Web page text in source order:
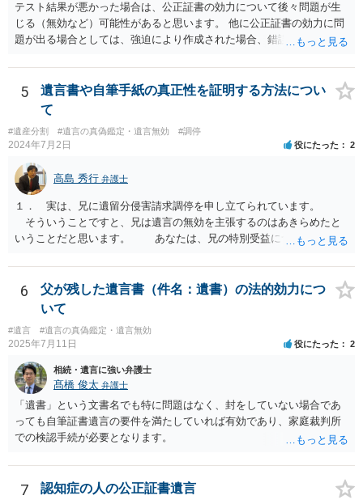
テスト結果が悪かった場合は、公正証書の効力について後々問題が生
じる（無効など）可能性があると思います。 他に公正証書の効力に問
題が出る場合としては、強迫により作成された場合、錯誤（勘違い）
すが、弁護士に作成を依頼する場合は、１０～数十万円程度になるケ
ースが多いと思います。 報酬体系は、弁護士ごとに異なりますので一
律の基準はありません。
5
遺言書や自筆手紙の真正性を証明する方法につい
て
#遺産分割 #遺言の真偽鑑定・遺言無効 #調停
2024年7月2日 役にたった 2
高島 秀行 弁護士
１． 実は、兄に遺留分侵害請求調停を申し立てられています。
そういうことですと、兄は遺言の無効を主張するのはあきらめたと
いうことだと思います。 あなたは、兄の特別受益について立証し
詳しい事情を話して相談された方がよいと思います。
6
父が残した遺言書（件名：遺書）の法的効力につ
いて
#遺言 #遺言の真偽鑑定・遺言無効
2025年7月11日 役にたった 2
相続・遺言に強い弁護士
髙橋 俊太 弁護士
「遺書」という文書名でも特に問題はなく、封をしていない場合であ
っても自筆証書遺言の要件を満たしていれば有効であり、家庭裁判所
での検認手続が必要となります。
7 認知症の人の公正証書遺言